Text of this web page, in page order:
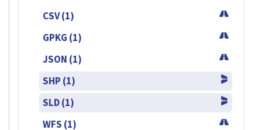
CSV (1)
GPKG (1)
JSON (1)
SHP (1)
SLD (1)
WFS (1)